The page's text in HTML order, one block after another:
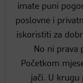
imate puni
poslovne i
iskoristiti za
No ni prava
Početkom
jači. U krugu